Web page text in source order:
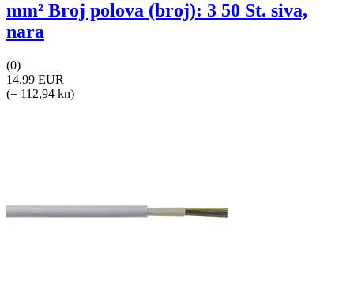
mm² Broj polova (broj): 3 50 St. siva,
nara
(0)
14.99 EUR
(= 112,94 kn)